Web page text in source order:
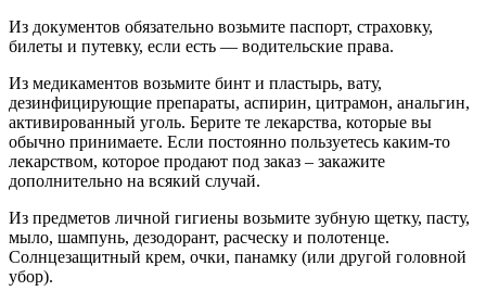
Из документов обязательно возьмите паспорт, страховку,
билеты и путевку, если есть — водительские права.
Из медикаментов возьмите бинт и пластырь, вату,
дезинфицирующие препараты, аспирин, цитрамон, анальгин,
активированный уголь. Берите те лекарства, которые вы
обычно принимаете. Если постоянно пользуетесь каким-то
лекарством, которое продают под заказ – закажите
дополнительно на всякий случай.
Из предметов личной гигиены возьмите зубную щетку, пасту,
мыло, шампунь, дезодорант, расческу и полотенце.
Солнцезащитный крем, очки, панамку (или другой головной
убор).